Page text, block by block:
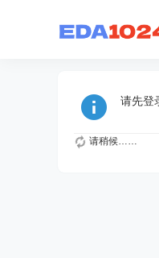
请先登
请稍候……